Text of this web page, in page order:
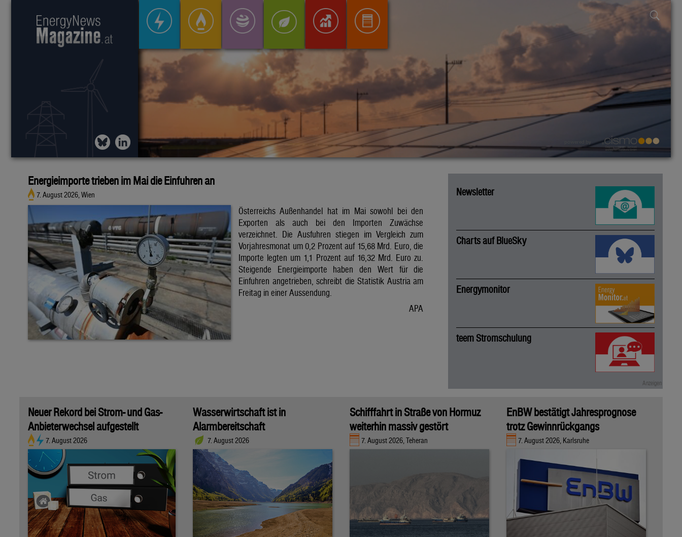
Energieimporte trieben im Mai die Einfuhren an
7. August 2026, Wien
Österreichs Außenhandel hat im Mai sowohl bei den
Exporten als auch bei den Importen Zuwächse
verzeichnet. Die Ausfuhren stiegen im Vergleich zum
Vorjahresmonat um 0,2 Prozent auf 15,68 Mrd. Euro, die
Importe legten um 1,1 Prozent auf 16,32 Mrd. Euro zu.
Steigende Energieimporte haben den Wert für die
Einfuhren angetrieben, schreibt die Statistik Austria am
Freitag in einer Aussendung.
APA
Newsletter
Charts auf BlueSky
Energymonitor
teem Stromschulung
Neuer Rekord bei Strom- und Gas-
Anbieterwechsel aufgestellt
7. August 2026
Wasserwirtschaft ist in
Alarmbereitschaft
7. August 2026
Schifffahrt in Straße von Hormuz
weiterhin massiv gestört
7. August 2026, Teheran
EnBW bestätigt Jahresprognose
trotz Gewinnrückgangs
7. August 2026, Karlsruhe